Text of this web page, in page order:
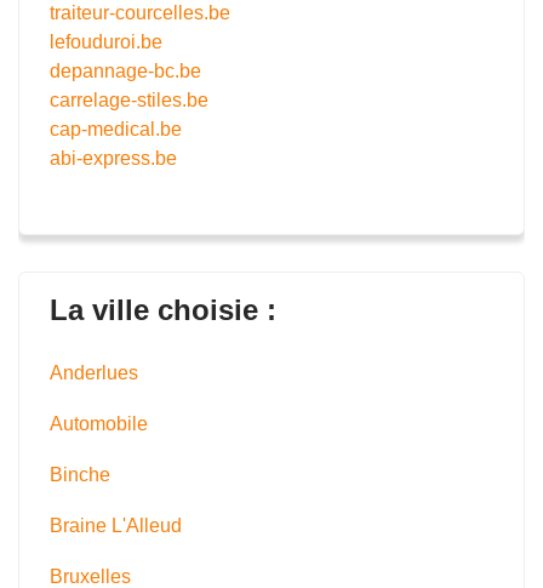
traiteur-courcelles.be
lefouduroi.be
depannage-bc.be
carrelage-stiles.be
cap-medical.be
abi-express.be
La ville choisie :
Anderlues
Automobile
Binche
Braine L'Alleud
Bruxelles